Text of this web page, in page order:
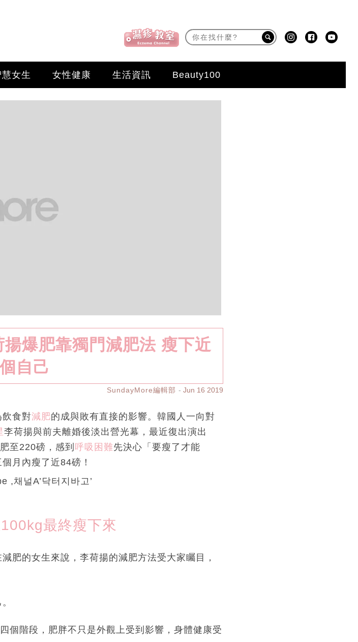
慧女生 女性健康 生活資訊 Beauty100
揚爆肥靠獨門減肥法 瘦下近
自己
SundayMore編輯部 Jun 16 2019
食對減肥的成與敗有直接的影響。韓國人一向對
李荷揚與前夫離婚後淡出營光幕，最近復出演出
至220磅，感到 呼吸困難先決心「要瘦了才能
月內瘦了近84磅！
,채널A’닥터지바고’
最終瘦下來
肥的女生來說，李荷揚的減肥方法受大家矚目，
個階段，肥胖不只是外觀上受到影響，身體健康受